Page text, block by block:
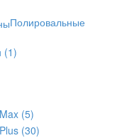
Полировальные
(1)
(5)
(30)